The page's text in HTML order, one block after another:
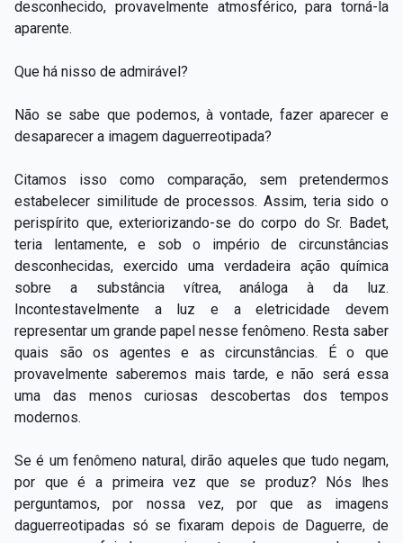
desconhecido, provavelmente atmosférico, para torná-la
aparente.
Que há nisso de admirável?
Não se sabe que podemos, à vontade, fazer aparecer e
desaparecer a imagem daguerreotipada?
Citamos isso como comparação, sem pretendermos
estabelecer similitude de processos. Assim, teria sido o
perispírito que, exteriorizando-se do corpo do Sr. Badet,
teria lentamente, e sob o império de circunstâncias
desconhecidas, exercido uma verdadeira ação química
sobre a substância vítrea, análoga à da luz.
Incontestavelmente a luz e a eletricidade devem
representar um grande papel nesse fenômeno. Resta saber
quais são os agentes e as circunstâncias. É o que
provavelmente saberemos mais tarde, e não será essa
uma das menos curiosas descobertas dos tempos
modernos.
Se é um fenômeno natural, dirão aqueles que tudo negam,
por que é a primeira vez que se produz? Nós lhes
perguntamos, por nossa vez, por que as imagens
daguerreotipadas só se fixaram depois de Daguerre, de